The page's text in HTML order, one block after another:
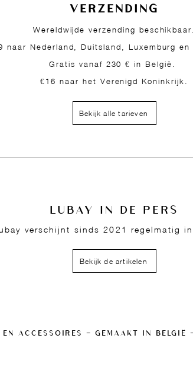
VERZENDING
Wereldwijde verzending beschikbaar.
naar Nederland, Duitsland, Luxemburg en
Gratis vanaf 230 € in België.
€16 naar het Verenigd Koninkrijk.
Bekijk alle tarieven
LUBAY IN DE PERS
verschijnt sinds 2021 regelmatig
Bekijk de artikelen
ACCESSOIRES — GEMAAKT IN BELGIË